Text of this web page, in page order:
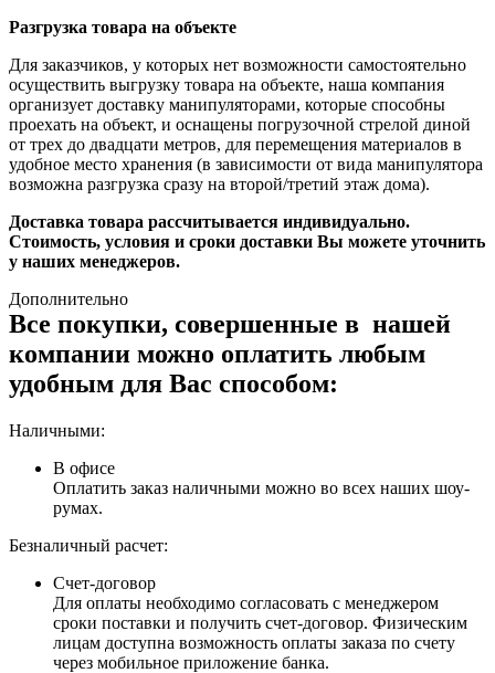
Разгрузка товара на объекте
Для заказчиков, у которых нет возможности самостоятельно
осуществить выгрузку товара на объекте, наша компания
организует доставку манипуляторами, которые способны
проехать на объект, и оснащены погрузочной стрелой диной
от трех до двадцати метров, для перемещения материалов в
удобное место хранения (в зависимости от вида манипулятора
возможна разгрузка сразу на второй/третий этаж дома).
Доставка товара рассчитывается индивидуально.
Стоимость, условия и сроки доставки Вы можете уточнить
у наших менеджеров.
Дополнительно
Все покупки, совершенные в нашей
компании можно оплатить любым
удобным для Вас способом:
Наличными:
В офисе
Оплатить заказ наличными можно во всех наших шоу-
румах.
Безналичный расчет:
Счет-договор
Для оплаты необходимо согласовать с менеджером
сроки поставки и получить счет-договор. Физическим
лицам доступна возможность оплаты заказа по счету
через мобильное приложение банка.